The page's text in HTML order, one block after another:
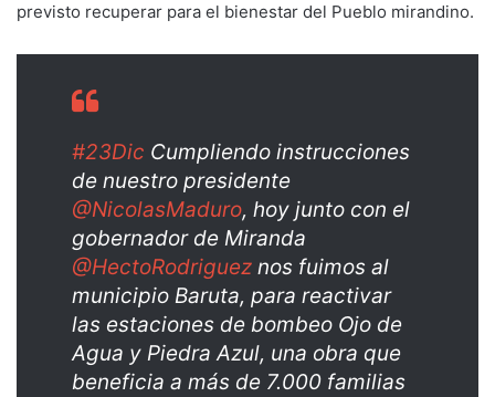
previsto recuperar para el bienestar del Pueblo mirandino.
#23Dic Cumpliendo instrucciones
de nuestro presidente
@NicolasMaduro, hoy junto con el
gobernador de Miranda
@HectoRodriguez nos fuimos al
municipio Baruta, para reactivar
las estaciones de bombeo Ojo de
Agua y Piedra Azul, una obra que
beneficia a más de 7.000 familias